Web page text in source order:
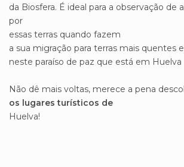
da Biosfera. É ideal para a observação de
por
essas terras quando fazem
a sua migração para terras mais quentes
neste paraíso de paz que está em Huelva
Não dê mais voltas, merece a pena
os lugares turísticos de
Huelva!